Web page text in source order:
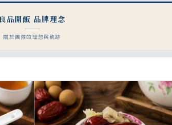
良品開飯 品牌理念
關於團隊的理想與軌跡